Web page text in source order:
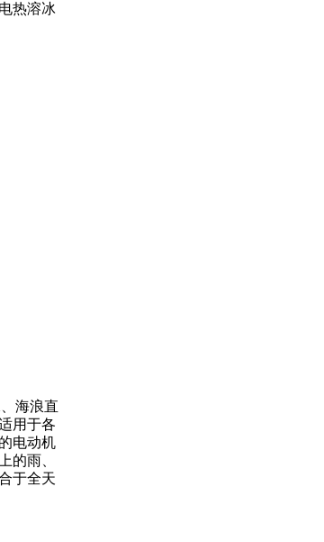
热溶冰
海浪直
用于各
电动机
的雨、
于全天